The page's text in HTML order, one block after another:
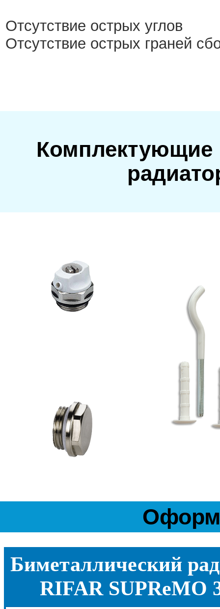
Отсутствие острых углов
Отсутствие острых граней
Комплектующие
Биметаллический
RIFAR SUPReMO